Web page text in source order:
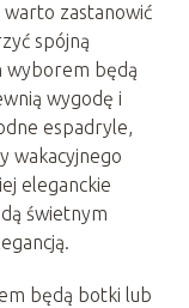
zastanowić
spójną
wyborem będą
wygodę i
espadryle,
wakacyjnego
eleganckie
świetnym
będą botki lub